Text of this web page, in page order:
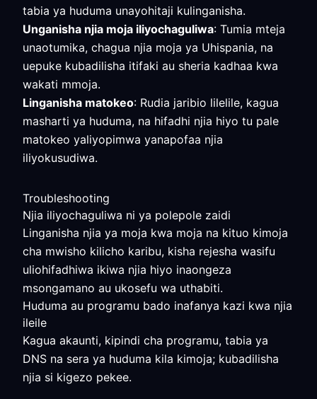
tabia ya huduma unayohitaji kulinganisha.
Unganisha njia moja iliyochaguliwa: Tumia mteja
unaotumika, chagua njia moja ya Uhispania, na
uepuke kubadilisha itifaki au sheria kadhaa kwa
wakati mmoja.
Linganisha matokeo: Rudia jaribio lilelile, kagua
masharti ya huduma, na hifadhi njia hiyo tu pale
matokeo yaliyopimwa yanapofaa njia
iliyokusudiwa.
Troubleshooting
Njia iliyochaguliwa ni ya polepole zaidi
Linganisha njia ya moja kwa moja na kituo kimoja
cha mwisho kilicho karibu, kisha rejesha wasifu
uliohifadhiwa ikiwa njia hiyo inaongeza
msongamano au ukosefu wa uthabiti.
Huduma au programu bado inafanya kazi kwa njia
ileile
Kagua akaunti, kipindi cha programu, tabia ya
DNS na sera ya huduma kila kimoja; kubadilisha
njia si kigezo pekee.